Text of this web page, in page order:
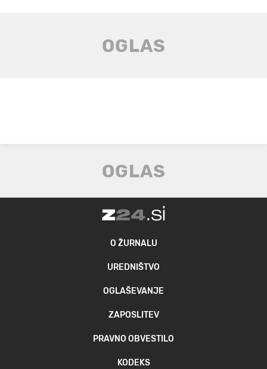
O ŽURNALU
UREDNIŠTVO
OGLAŠEVANJE
ZAPOSLITEV
PRAVNO OBVESTILO
KODEKS